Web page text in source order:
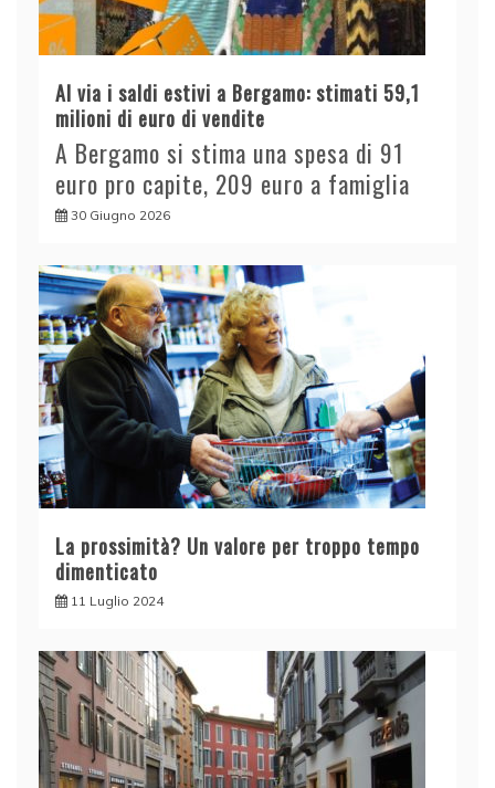
Al via i saldi estivi a Bergamo: stimati 59,1
milioni di euro di vendite
A Bergamo si stima una spesa di 91
euro pro capite, 209 euro a famiglia
30 Giugno 2026
La prossimità? Un valore per troppo tempo
dimenticato
11 Luglio 2024